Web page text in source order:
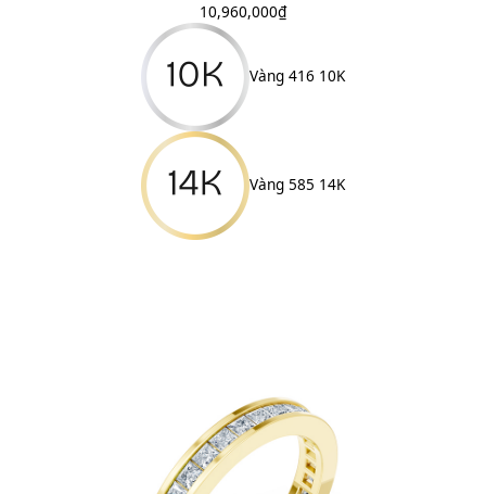
10,960,000₫
Vàng 416 10K
Vàng 585 14K